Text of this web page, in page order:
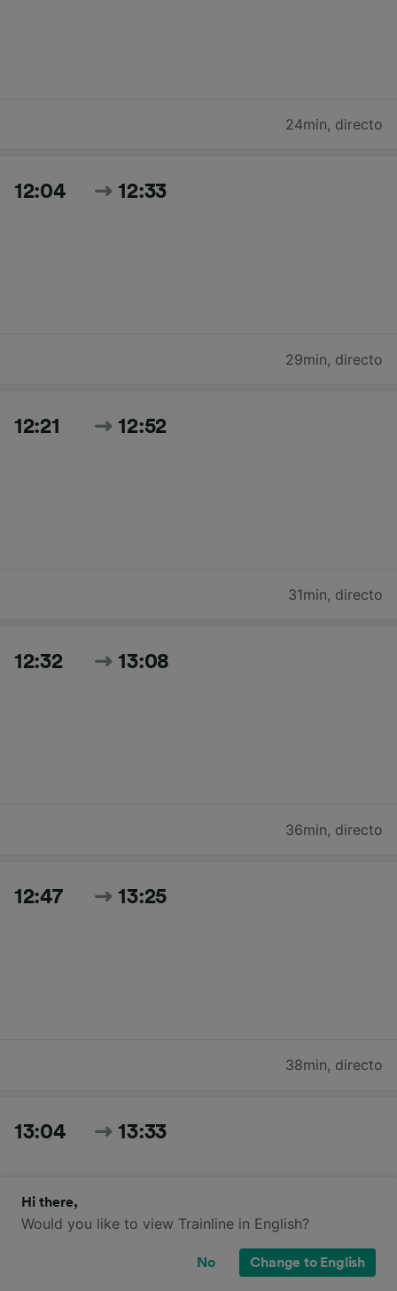
24min, directo
12:04 12:33
29min, directo
12:21 12:52
31min, directo
12:32 13:08
36min, directo
12:47 13:25
38min, directo
13:04 13:33
Hi there,
Would you like to view Trainline in English?
No Change to English